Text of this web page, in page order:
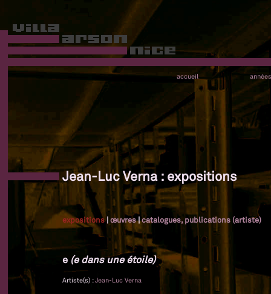
accueil années
Jean-Luc Verna : expositions
expositions|œuvres|catalogues, publications (artiste)
e (e dans une étoile)
Artiste(s) :Jean-Luc Verna